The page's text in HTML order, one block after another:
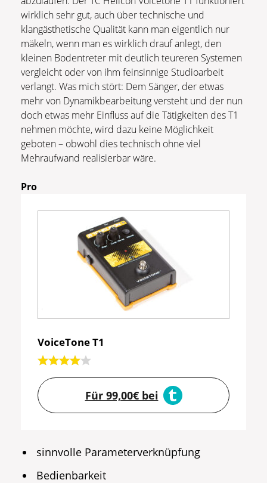
wirklich sehr gut, auch über technische und
klangästhetische Qualität kann man eigentlich nur
mäkeln, wenn man es wirklich drauf anlegt, den
kleinen Bodentreter mit deutlich teureren Systemen
vergleicht oder von ihm feinsinnige Studioarbeit
verlangt. Was mich stört: Dem Sänger, der etwas
mehr von Dynamikbearbeitung versteht und der nun
doch etwas mehr Einfluss auf die Tätigkeiten des T1
nehmen möchte, wird dazu keine Möglichkeit
geboten – obwohl dies technisch ohne viel
Mehraufwand realisierbar wäre.
Pro
VoiceTone T1
Für 99,00€ bei
sinnvolle Parameterverknüpfung
Bedienbarkeit